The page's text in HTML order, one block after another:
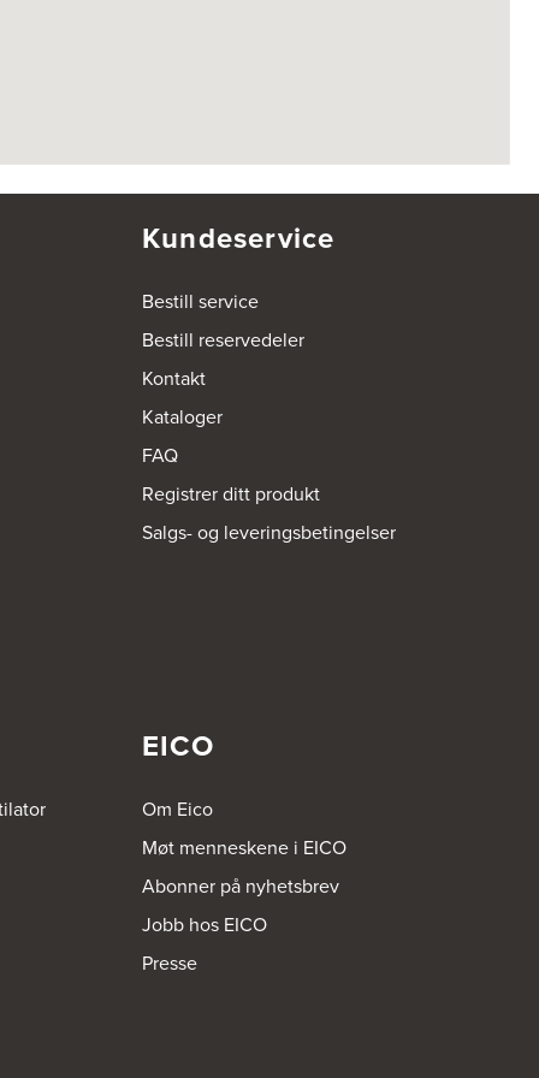
Kundeservice
Bestill service
Bestill reservedeler
Kontakt
Kataloger
FAQ
Registrer ditt produkt
Salgs- og leveringsbetingelser
EICO
Om Eico
Møt menneskene i EICO
Abonner på nyhetsbrev
Jobb hos EICO
Presse